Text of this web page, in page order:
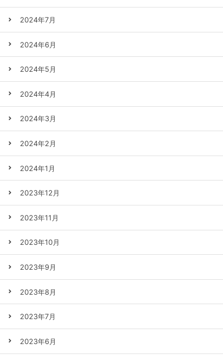
2024年7月
2024年6月
2024年5月
2024年4月
2024年3月
2024年2月
2024年1月
2023年12月
2023年11月
2023年10月
2023年9月
2023年8月
2023年7月
2023年6月